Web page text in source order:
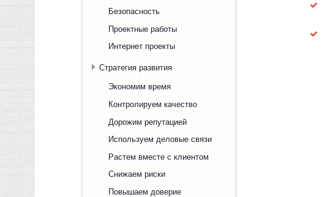
Безопасность
Проектные работы
Интернет проекты
Стратегия развития
Экономим время
Контролируем качество
Дорожим репутацией
Используем деловые связи
Растем вместе с клиентом
Снижаем риски
Повышаем доверие